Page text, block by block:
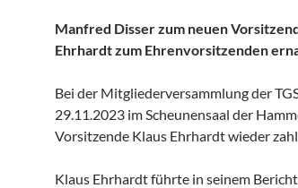
Manfred Disser zum neuen
Ehrhardt zum Ehrenvorsitzenden
Bei der Mitgliederversammlung der
29.11.2023 im Scheunensaal der
Vorsitzende Klaus Ehrhardt wieder
Klaus Ehrhardt führte in seinem Bericht